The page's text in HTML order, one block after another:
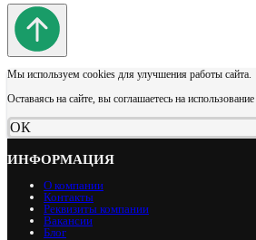
Мы используем cookies для улучшения работы сайта.
Оставаясь на сайте, вы соглашаетесь на использование
ОК
ИНФОРМАЦИЯ
О компании
Контакты
Реквизиты компании
Вакансии
Блог